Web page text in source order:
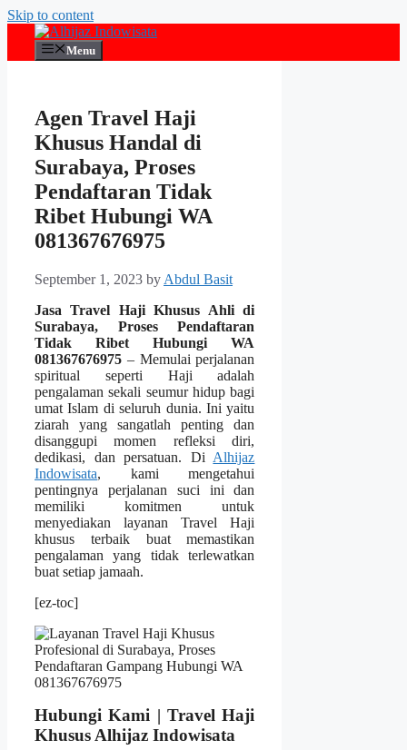
Skip to content
Menu
Agen Travel Haji
Khusus Handal di
Surabaya, Proses
Pendaftaran Tidak
Ribet Hubungi WA
081367676975
September 1, 2023 by Abdul Basit
Jasa Travel Haji Khusus Ahli di
Surabaya, Proses Pendaftaran
Tidak Ribet Hubungi WA
081367676975 – Memulai perjalanan
spiritual seperti Haji adalah
pengalaman sekali seumur hidup bagi
umat Islam di seluruh dunia. Ini yaitu
ziarah yang sangatlah penting dan
disanggupi momen refleksi diri,
dedikasi, dan persatuan. Di Alhijaz
Indowisata, kami mengetahui
pentingnya perjalanan suci ini dan
memiliki komitmen untuk
menyediakan layanan Travel Haji
khusus terbaik buat memastikan
pengalaman yang tidak terlewatkan
buat setiap jamaah.
[ez-toc]
Hubungi Kami | Travel Haji
Khusus Alhijaz Indowisata